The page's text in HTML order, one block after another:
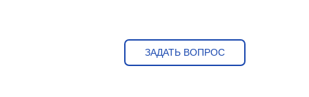
ЗАДАТЬ ВОПРОС